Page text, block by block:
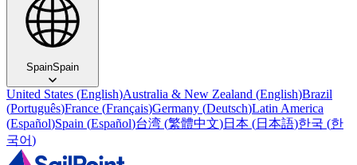
SpainSpain
United States (English)Australia & New Zealand (English)Brazil
(Português)France (Français)Germany (Deutsch)Latin America
(Español)Spain (Español)台湾 (繁體中文)日本 (日本語)한국 (한
국어)